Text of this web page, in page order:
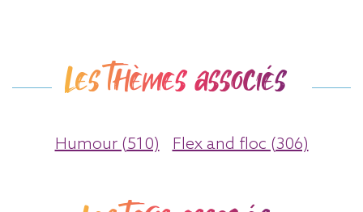
Les thèmes associés
Humour (510) Flex and floc (306)